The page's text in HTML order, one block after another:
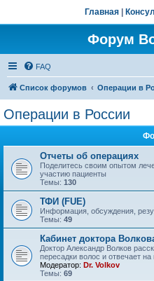
Главная
Форум
FAQ
Список форумов Операции в
Операции в России
Отчеты об операциях
Поделитесь своим опытом
участию пациенты
Темы: 130
ТФИ (FUE)
Информация, обсуждения,
Темы: 49
Кабинет доктора
Доктор Александр Волков
пересадки волос и отвечает
Модератор: Dr. Volkov
Темы: 69